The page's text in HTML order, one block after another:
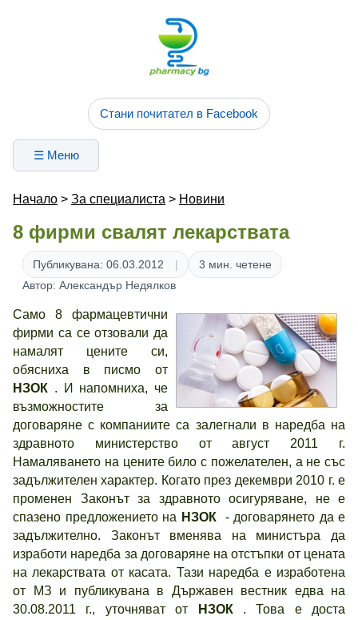
Стани почитател в Facebook
☰ Меню
Начало > За специалиста > Новини
8 фирми свалят лекарствата
Публикувана: 06.03.2012
3 мин. четене
Автор: Александър Недялков
Само 8 фармацевтични
фирми са се отзовали да
намалят цените си,
обясниха в писмо от
НЗОК . И напомниха, че
възможностите за
договаряне с компаниите са залегнали в наредба на
здравното министерство от август 2011 г.
Намаляването на цените било с пожелателен, а не със
задължителен характер. Когато през декември 2010 г. е
променен Законът за здравното осигуряване, не е
спазено предложението на НЗОК
- договарянето да е
задължително. Законът вменява на министъра да
изработи наредба за договаряне на отстъпки от цената
на лекарствата от касата. Тази наредба е изработена
от МЗ и публикувана в Държавен вестник едва на
30.08.2011 г., уточняват от
НЗОК . Това е доста